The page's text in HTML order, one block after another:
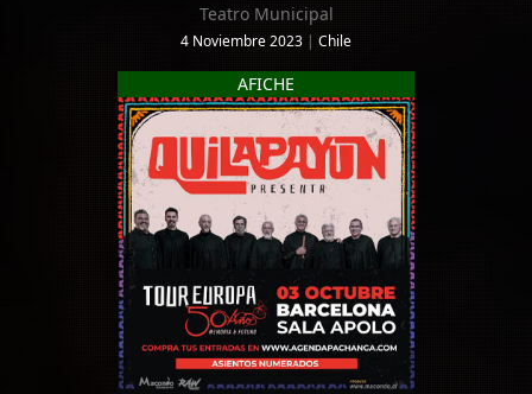
Teatro Municipal
4 Noviembre 2023 | Chile
AFICHE